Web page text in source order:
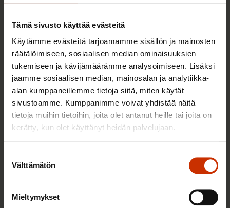
Tämä sivusto käyttää evästeitä
Käytämme evästeitä tarjoamamme sisällön ja mainosten
räätälöimiseen, sosiaalisen median ominaisuuksien
tukemiseen ja kävijämäärämme analysoimiseen. Lisäksi
jaamme sosiaalisen median, mainosalan ja analytiikka-
alan kumppaneillemme tietoja siitä, miten käytät
sivustoamme. Kumppanimme voivat yhdistää näitä
tietoja muihin tietoihin, joita olet antanut heille tai joita on
kerätty, kun olet käyttänyt heidän palvelujaan.
valinta
Välttämätön
Mieltymykset
TALOUS JA ELINKEINOELÄMÄ
Hävittäjähankinta elvyttää koko Suomen ja
alueiden taloutta